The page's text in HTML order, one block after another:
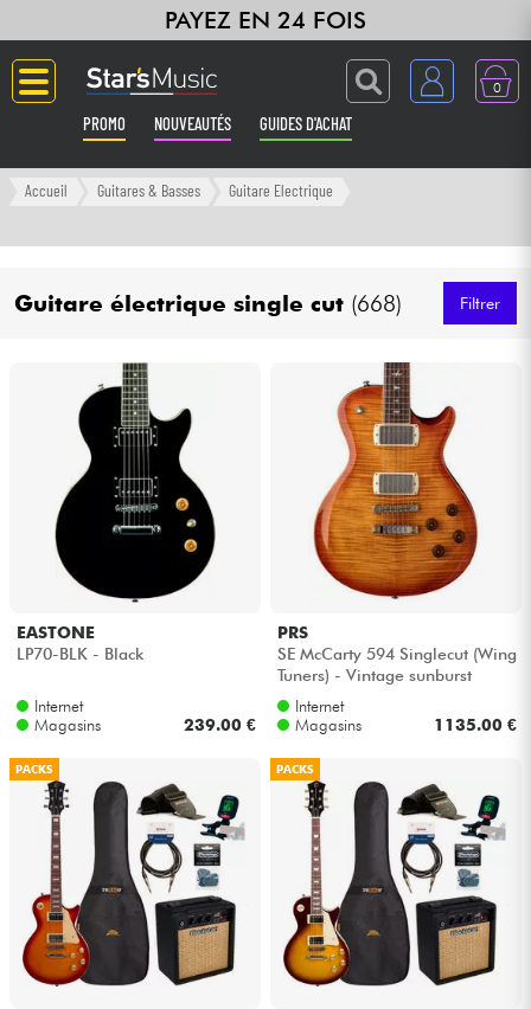
PAYEZ EN 24 FOIS
0
PROMO NOUVEAUTÉS GUIDES D'ACHAT
Langue
Amplis & Effets
Claviers & Pianos
Synthés & Sampleurs
Home Studio
Eclairage
Batteries & Percu
Vents
Violons & Quatuor
Accueil Guitares & Basses Guitare Electrique
Guitare électrique single cut (668) Filtrer
EASTONE
LP70-BLK - Black
Internet
Magasins
239.00 €
PRS
SE McCarty 594 Singlecut (Wing
Tuners) - Vintage sunburst
Internet
Magasins
1135.00 €
PACKS PACKS